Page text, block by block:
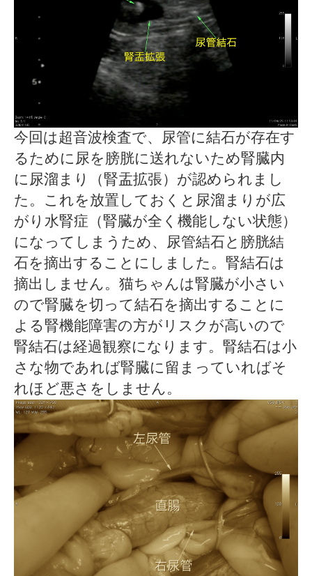
今回は超音波検査で、尿管に結石が存在す
るために尿を膀胱に送れないため腎臓内
に尿溜まり（腎盂拡張）が認められまし
た。これを放置しておくと尿溜まりが広
がり水腎症（腎臓が全く機能しない状態）
になってしまうため、尿管結石と膀胱結
石を摘出することにしました。腎結石は
摘出しません。猫ちゃんは腎臓が小さい
ので腎臓を切って結石を摘出することに
よる腎機能障害の方がリスクが高いので
腎結石は経過観察になります。腎結石は小
さな物であれば腎臓に留まっていればそ
れほど悪さをしません。